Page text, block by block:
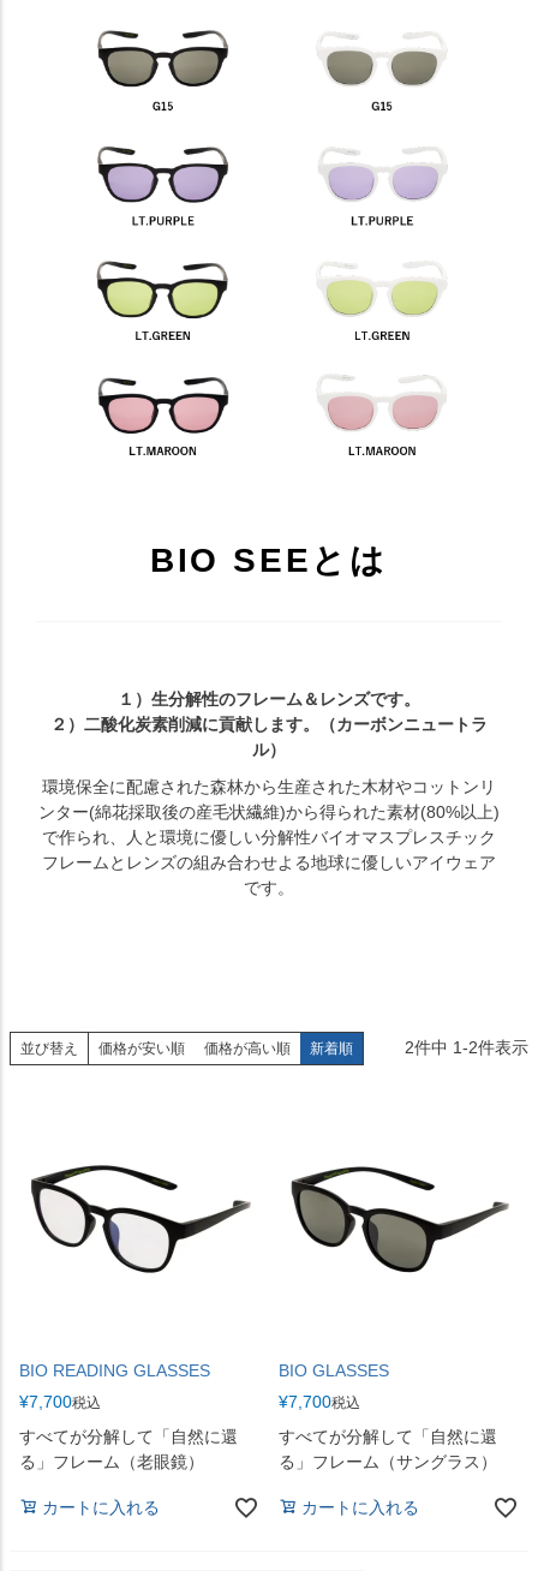
BIO SEEとは
１）生分解性のフレーム＆レンズです。
２）二酸化炭素削減に貢献します。（カーボンニュートラ
ル）
環境保全に配慮された森林から生産された木材やコットンリ
ンター(綿花採取後の産毛状繊維)から得られた素材(80%以上)
で作られ、人と環境に優しい分解性バイオマスプレスチック
フレームとレンズの組み合わせよる地球に優しいアイウェア
です。
並び替え 価格が安い順 価格が高い順 新着順 2件中 1-2件表示
BIO READING GLASSES
¥7,700税込
すべてが分解して「自然に還
る」フレーム（老眼鏡）
カートに入れる
BIO GLASSES
¥7,700税込
すべてが分解して「自然に還
る」フレーム（サングラス）
カートに入れる